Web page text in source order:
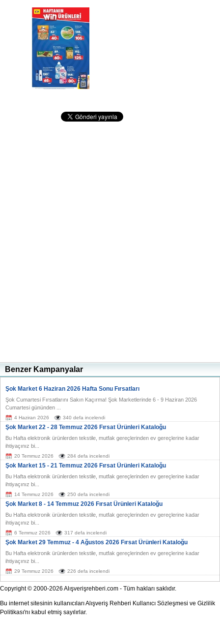
Benzer Kampanyalar
Şok Market 6 Haziran 2026 Hafta Sonu Fırsatları
Şok Cumartesi Fırsatlarını Sakın Kaçırma! Şok Marketlerinde 6 - 9 Haziran 2026
Cumartesi gününden ...
4 Haziran 2026 340 defa incelendi
Şok Market 22 - 28 Temmuz 2026 Fırsat Ürünleri Kataloğu
Bu Hafta elektronik ürünlerden tekstile, mutfak gereçlerinden ev gereçlerine kadar
ihtiyaçınız bi...
20 Temmuz 2026 284 defa incelendi
Şok Market 15 - 21 Temmuz 2026 Fırsat Ürünleri Kataloğu
Bu Hafta elektronik ürünlerden tekstile, mutfak gereçlerinden ev gereçlerine kadar
ihtiyaçınız bi...
14 Temmuz 2026 250 defa incelendi
Şok Market 8 - 14 Temmuz 2026 Fırsat Ürünleri Kataloğu
Bu Hafta elektronik ürünlerden tekstile, mutfak gereçlerinden ev gereçlerine kadar
ihtiyaçınız bi...
6 Temmuz 2026 317 defa incelendi
Şok Market 29 Temmuz - 4 Ağustos 2026 Fırsat Ürünleri Kataloğu
Bu Hafta elektronik ürünlerden tekstile, mutfak gereçlerinden ev gereçlerine kadar
ihtiyaçınız bi...
29 Temmuz 2026 226 defa incelendi
Copyright © 2000-2026 Alışverişrehberi.com - Tüm hakları saklıdır.
Bu internet sitesinin kullanıcıları Alışveriş Rehberi Kullanıcı Sözleşmesi ve Gizlilik
Politikası'nı kabul etmiş sayılırlar.